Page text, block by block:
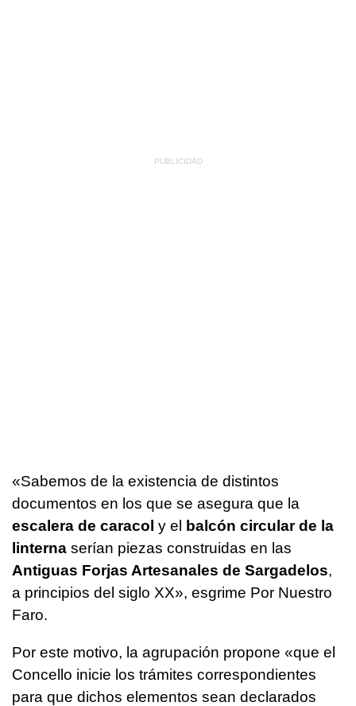
«Sabemos de la existencia de distintos
documentos en los que se asegura que la
escalera de caracol y el balcón circular de la
linterna serían piezas construidas en las
Antiguas Forjas Artesanales de Sargadelos,
a principios del siglo XX», esgrime Por Nuestro
Faro.
Por este motivo, la agrupación propone «que el
Concello inicie los trámites correspondientes
para que dichos elementos sean declarados